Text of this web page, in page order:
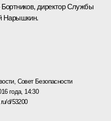
, директор Службы
Нарышкин.
, Совет Безопасности
года, 14:30
d/53200